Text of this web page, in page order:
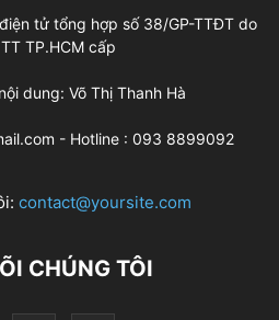
tử tổng hợp số 38/GP-TTĐT do
TP.HCM cấp
dung: Võ Thị Thanh Hà
- Hotline : 093 8899092
contact@yoursite.com
CHÚNG TÔI